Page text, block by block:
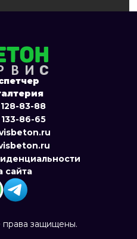
83-88
86-65
сайта
права защищены.